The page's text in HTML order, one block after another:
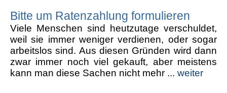
Bitte um Ratenzahlung formulieren
Viele Menschen sind heutzutage verschuldet,
weil sie immer weniger verdienen, oder sogar
arbeitslos sind. Aus diesen Gründen wird dann
zwar immer noch viel gekauft, aber meistens
kann man diese Sachen nicht mehr ... weiter